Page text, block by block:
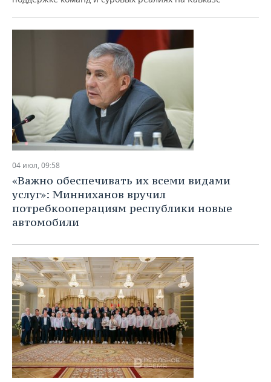
04 июл, 09:58
«Важно обеспечивать их всеми видами
услуг»: Минниханов вручил
потребкооперациям республики новые
автомобили